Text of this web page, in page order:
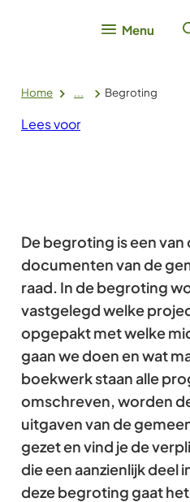
Menu
Home ... Begroting
Lees voor
De begroting is een
documenten van de
raad. In de begroting
vastgelegd welke
opgepakt met welke
gaan we doen en wat
boekwerk staan alle
omschreven, worden
uitgaven van de
gezet en vind je de
die een aanzienlijk deel
deze begroting gaat